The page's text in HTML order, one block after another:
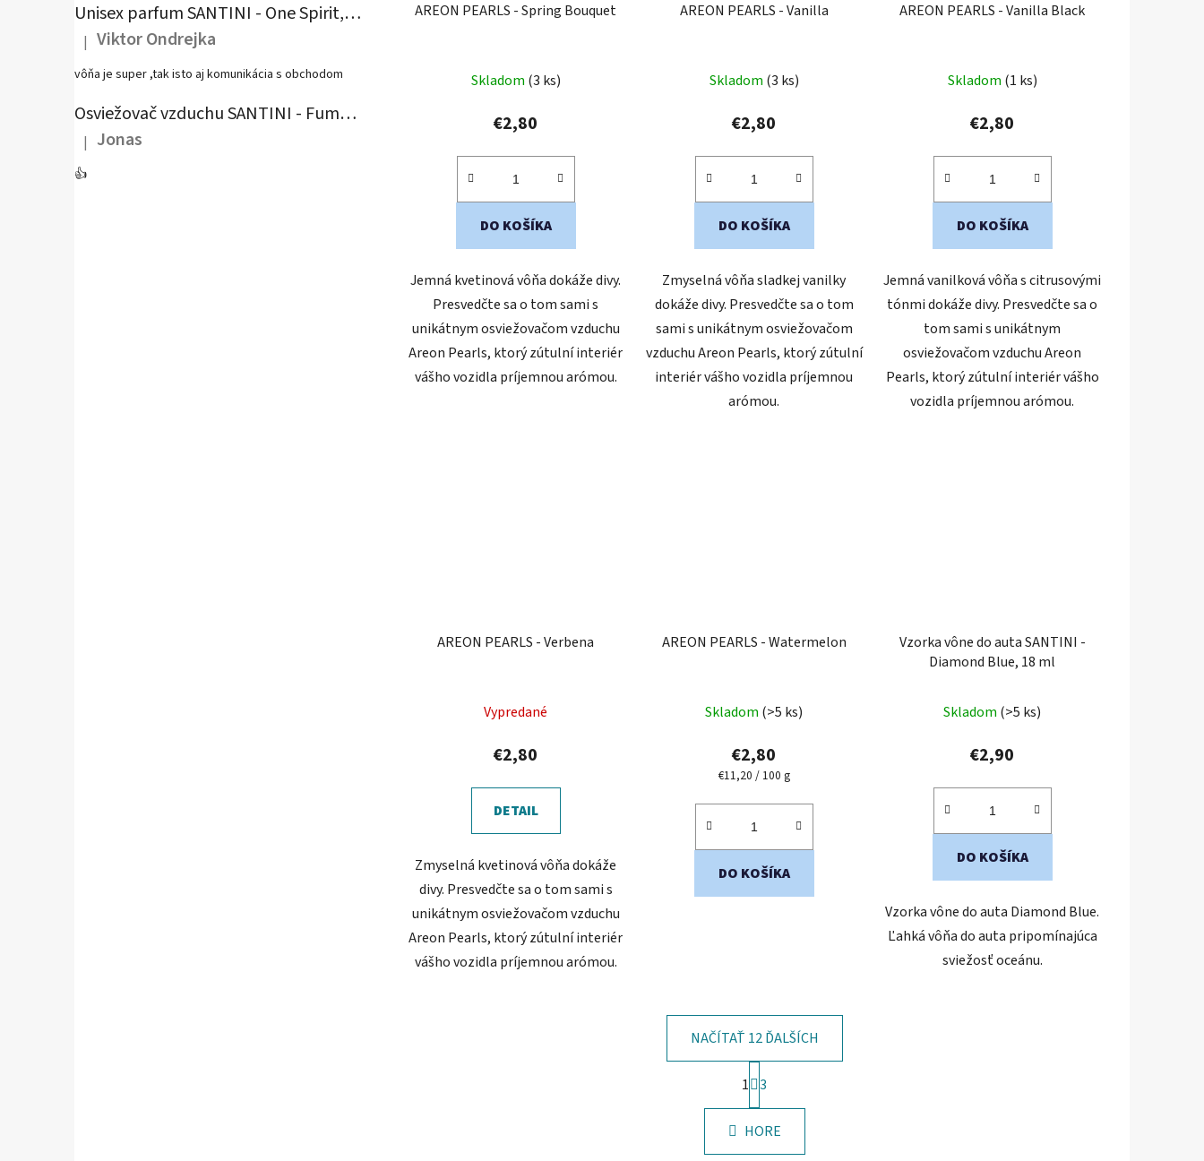
Unisex parfum SANTINI - One Spirit, 50 ml
Hodnotenie produktu je 5 z 5 hviezdičiek.
| Viktor Ondrejka
vôňa je super ,tak isto aj komunikácia s obchodom
Osviežovač vzduchu SANTINI - Fumé Rubis, 250 ml
Hodnotenie produktu je 5 z 5 hviezdičiek.
| Jonas
👍
AREON PEARLS - Spring Bouquet
Skladom (3 ks)
€2,80
DO KOŠÍKA
Jemná kvetinová vôňa dokáže divy.
Presvedčte sa o tom sami s
unikátnym osviežovačom vzduchu
Areon Pearls, ktorý zútulní interiér
vášho vozidla príjemnou arómou.
AREON PEARLS - Vanilla
Skladom (3 ks)
€2,80
DO KOŠÍKA
Zmyselná vôňa sladkej vanilky
dokáže divy. Presvedčte sa o tom
sami s unikátnym osviežovačom
vzduchu Areon Pearls, ktorý zútulní
interiér vášho vozidla príjemnou
arómou.
AREON PEARLS - Vanilla Black
Skladom (1 ks)
€2,80
DO KOŠÍKA
Jemná vanilková vôňa s citrusovými
tónmi dokáže divy. Presvedčte sa o
tom sami s unikátnym
osviežovačom vzduchu Areon
Pearls, ktorý zútulní interiér vášho
vozidla príjemnou arómou.
AREON PEARLS - Verbena
Vypredané
€2,80
DETAIL
Zmyselná kvetinová vôňa dokáže
divy. Presvedčte sa o tom sami s
unikátnym osviežovačom vzduchu
Areon Pearls, ktorý zútulní interiér
vášho vozidla príjemnou arómou.
AREON PEARLS - Watermelon
Skladom (>5 ks)
€2,80
Jednotková
€11,20 / 100 g
DO KOŠÍKA
Vzorka vône do auta SANTINI -
Diamond Blue, 18 ml
Skladom (>5 ks)
€2,90
DO KOŠÍKA
Vzorka vône do auta Diamond Blue.
Ľahká vôňa do auta pripomínajúca
sviežosť oceánu.
O
v
l
á
NAČÍTAŤ 12 ĎALŠÍCH
S
t
r
n
k
1 3
HORE